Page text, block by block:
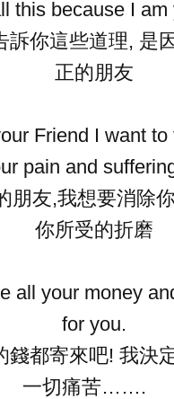
this because I am
訴你這些道理, 是
正的朋友
Friend I want
pain and
朋友,我想要消除
你所受的折磨
all your money
for you.
錢都寄來吧! 我決
一切痛苦…….